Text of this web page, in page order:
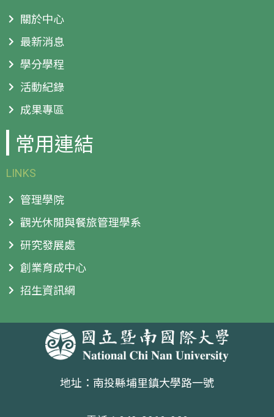
關於中心
最新消息
學分學程
活動紀錄
成果專區
常用連結
LINKS
管理學院
觀光休閒與餐旅管理學系
研究發展處
創業育成中心
招生資訊網
地址：南投縣埔里鎮大學路一號